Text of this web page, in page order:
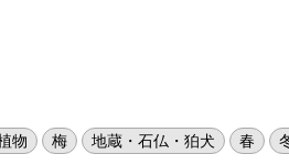
物 梅 地蔵・石仏・狛犬 春